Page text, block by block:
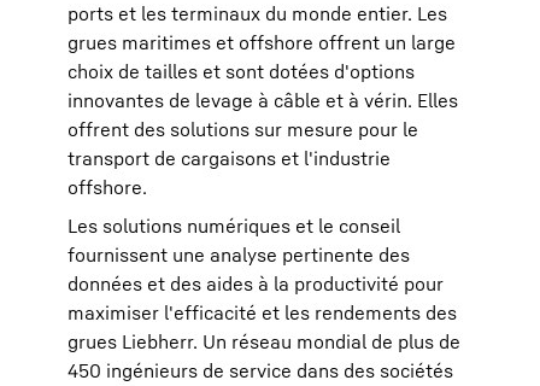
ports et les terminaux du monde entier. Les
grues maritimes et offshore offrent un large
choix de tailles et sont dotées d'options
innovantes de levage à câble et à vérin. Elles
offrent des solutions sur mesure pour le
transport de cargaisons et l'industrie
offshore.
Les solutions numériques et le conseil
fournissent une analyse pertinente des
données et des aides à la productivité pour
maximiser l'efficacité et les rendements des
grues Liebherr. Un réseau mondial de plus de
450 ingénieurs de service dans des sociétés